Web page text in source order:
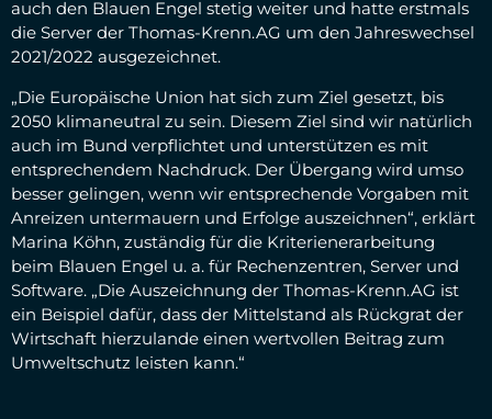
auch den Blauen Engel stetig weiter und hatte erstmals
die Server der Thomas-Krenn.AG um den Jahreswechsel
2021/2022 ausgezeichnet.
„Die Europäische Union hat sich zum Ziel gesetzt, bis
2050 klimaneutral zu sein. Diesem Ziel sind wir natürlich
auch im Bund verpflichtet und unterstützen es mit
entsprechendem Nachdruck. Der Übergang wird umso
besser gelingen, wenn wir entsprechende Vorgaben mit
Anreizen untermauern und Erfolge auszeichnen“, erklärt
Marina Köhn, zuständig für die Kriterienerarbeitung
beim Blauen Engel u. a. für Rechenzentren, Server und
Software. „Die Auszeichnung der Thomas-Krenn.AG ist
ein Beispiel dafür, dass der Mittelstand als Rückgrat der
Wirtschaft hierzulande einen wertvollen Beitrag zum
Umweltschutz leisten kann.“